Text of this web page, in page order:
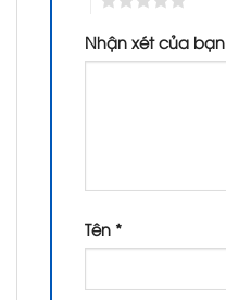
Nhận xét của bạn
Tên *